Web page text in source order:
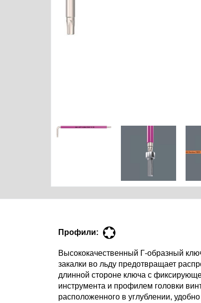
Профили:
Высококачественный Г-образный
закалки во льду предотвращает
длинной стороне ключа с
инструмента и профилем головки
расположенного в углублении,